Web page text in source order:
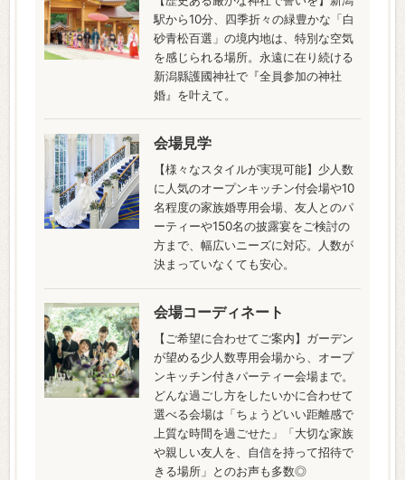
駅から10分、四季折々の緑豊かな「白
砂青松百選」の境内地は、特別な空気
を感じられる場所。永遠に在り続ける
新潟縣護國神社で『全員参加の神社
婚』を叶えて。
会場見学
【様々なスタイルが実現可能】少人数
に人気のオープンキッチン付会場や10
名程度の家族婚専用会場、友人とのパ
ーティーや150名の披露宴をご検討の
方まで、幅広いニーズに対応。人数が
決まっていなくても安心。
会場コーディネート
【ご希望に合わせてご案内】ガーデン
が望める少人数専用会場から、オープ
ンキッチン付きパーティー会場まで。
どんな過ごし方をしたいかに合わせて
選べる会場は「ちょうどいい距離感で
上質な時間を過ごせた」「大切な家族
や親しい友人を、自信を持って招待で
きる場所」とのお声も多数◎